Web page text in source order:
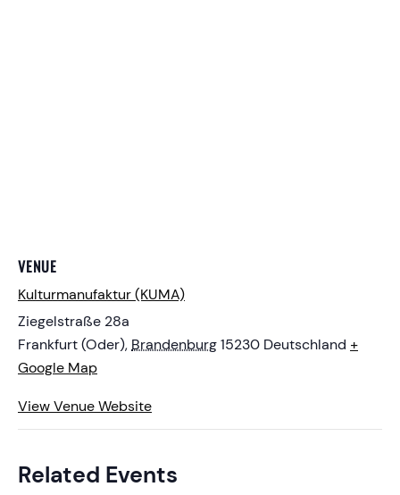
VENUE
Kulturmanufaktur (KUMA)
Ziegelstraße 28a
Frankfurt (Oder), Brandenburg15230 Deutschland +
Google Map
View Venue Website
Related Events